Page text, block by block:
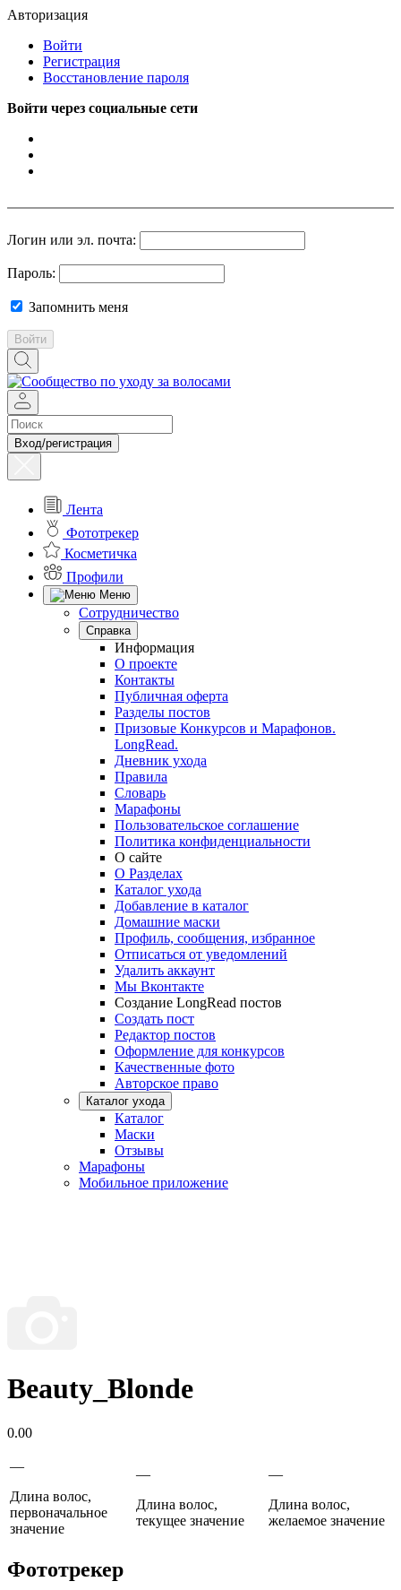
Авторизация
Войти
Регистрация
Восстановление пароля
Войти через социальные сети
Логин или эл. почта:
Пароль:
Запомнить меня
Войти
Вход/регистрация
Лента
Фототрекер
Косметичка
Профили
Меню
Сотрудничество
Справка
Информация
О проекте
Контакты
Публичная оферта
Разделы постов
Призовые Конкурсов и Марафонов.
LongRead.
Дневник ухода
Правила
Словарь
Марафоны
Пользовательское соглашение
Политика конфиденциальности
О сайте
О Разделах
Каталог ухода
Добавление в каталог
Домашние маски
Профиль, сообщения, избранное
Отписаться от уведомлений
Удалить аккаунт
Мы Вконтакте
Создание LongRead постов
Создать пост
Редактор постов
Оформление для конкурсов
Качественные фото
Авторское право
Каталог ухода
Каталог
Маски
Отзывы
Марафоны
Мобильное приложение
Beauty_Blonde
0.00
—
Длина волос,
первоначальное
значение
—
Длина волос,
текущее значение
—
Длина волос,
желаемое значение
Фототрекер